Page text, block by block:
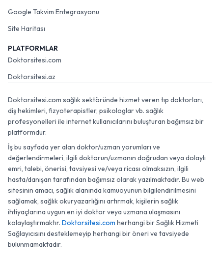
Google Takvim Entegrasyonu
Site Haritası
PLATFORMLAR
Doktorsitesi.com
Doktorsitesi.az
Doktorsitesi.com sağlık sektöründe hizmet veren tıp doktorları,
diş hekimleri, fizyoterapistler, psikologlar vb. sağlık
profesyonelleri ile internet kullanıcılarını buluşturan bağımsız bir
platformdur.
İş bu sayfada yer alan doktor/uzman yorumları ve
değerlendirmeleri, ilgili doktorun/uzmanın doğrudan veya dolaylı
emri, talebi, önerisi, tavsiyesi ve/veya ricası olmaksızın, ilgili
hasta/danışan tarafından bağımsız olarak yazılmaktadır. Bu web
sitesinin amacı, sağlık alanında kamuoyunun bilgilendirilmesini
sağlamak, sağlık okuryazarlığını artırmak, kişilerin sağlık
ihtiyaçlarına uygun en iyi doktor veya uzmana ulaşmasını
kolaylaştırmaktır. Doktorsitesi.com herhangi bir Sağlık Hizmeti
Sağlayıcısını desteklemeyip herhangi bir öneri ve tavsiyede
bulunmamaktadır.